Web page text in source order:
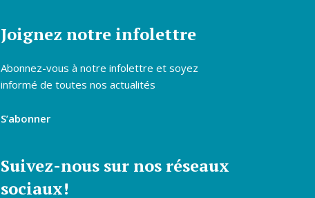
Joignez notre infolettre
Abonnez-vous à notre infolettre et soyez
informé de toutes nos actualités
S’abonner
Suivez-nous sur nos réseaux
sociaux!